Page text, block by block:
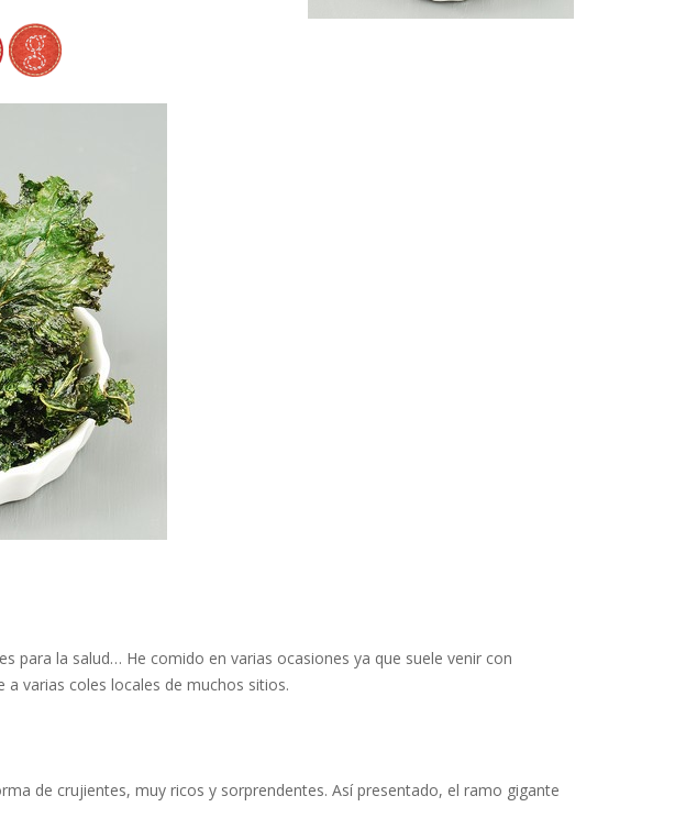
para la salud… He comido en varias ocasiones ya que suele venir con
varias coles locales de muchos sitios.
de crujientes, muy ricos y sorprendentes. Así presentado, el ramo gigante